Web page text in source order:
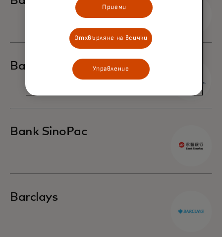
Banco Industrial
Bank SinoPac
Barclays
Приеми
Отхвърляне на всички
Управление